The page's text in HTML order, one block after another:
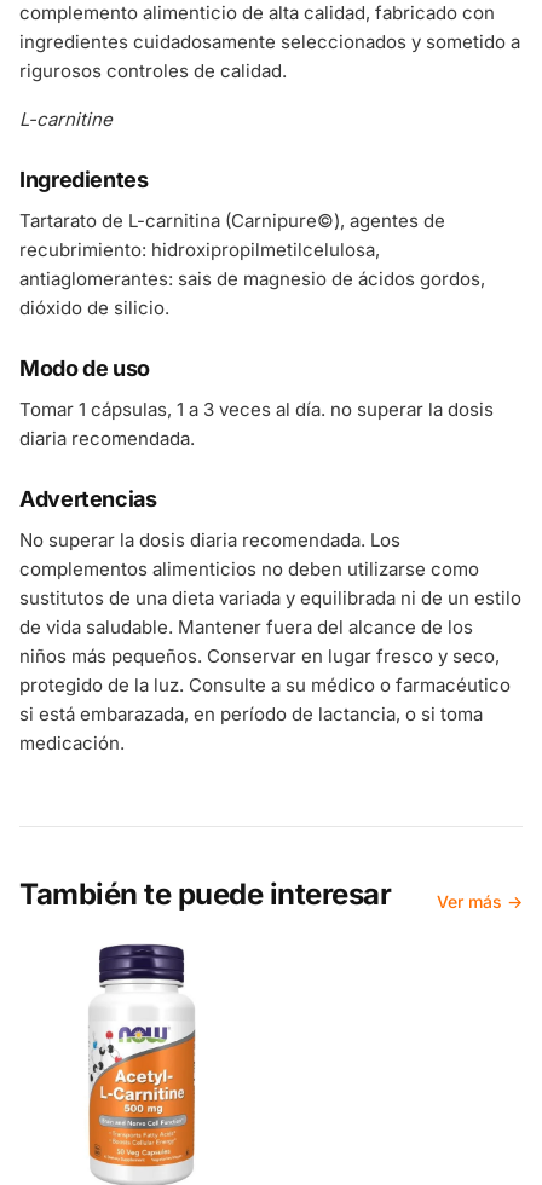
complemento alimenticio de alta calidad, fabricado con
ingredientes cuidadosamente seleccionados y sometido a
rigurosos controles de calidad.
L-carnitine
Ingredientes
Tartarato de L-carnitina (Carnipure©), agentes de
recubrimiento: hidroxipropilmetilcelulosa,
antiaglomerantes: sais de magnesio de ácidos gordos,
dióxido de silicio.
Modo de uso
Tomar 1 cápsulas, 1 a 3 veces al día. no superar la dosis
diaria recomendada.
Advertencias
No superar la dosis diaria recomendada. Los
complementos alimenticios no deben utilizarse como
sustitutos de una dieta variada y equilibrada ni de un estilo
de vida saludable. Mantener fuera del alcance de los
niños más pequeños. Conservar en lugar fresco y seco,
protegido de la luz. Consulte a su médico o farmacéutico
si está embarazada, en período de lactancia, o si toma
medicación.
También te puede interesar Ver más →